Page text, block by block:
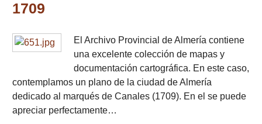
1709
El Archivo Provincial de Almería contiene
una excelente colección de mapas y
documentación cartográfica. En este caso,
contemplamos un plano de la ciudad de Almería
dedicado al marqués de Canales (1709). En el se puede
apreciar perfectamente…